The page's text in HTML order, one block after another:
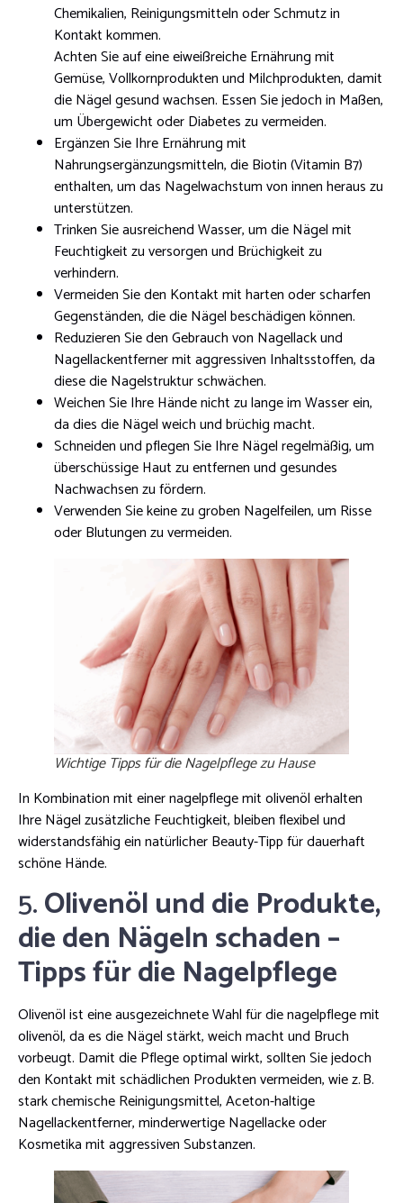
Chemikalien, Reinigungsmitteln oder Schmutz in
Kontakt kommen.
Achten Sie auf eine eiweißreiche Ernährung mit
Gemüse, Vollkornprodukten und Milchprodukten, damit
die Nägel gesund wachsen. Essen Sie jedoch in Maßen,
um Übergewicht oder Diabetes zu vermeiden.
Ergänzen Sie Ihre Ernährung mit
Nahrungsergänzungsmitteln, die Biotin (Vitamin B7)
enthalten, um das Nagelwachstum von innen heraus zu
unterstützen.
Trinken Sie ausreichend Wasser, um die Nägel mit
Feuchtigkeit zu versorgen und Brüchigkeit zu
verhindern.
Vermeiden Sie den Kontakt mit harten oder scharfen
Gegenständen, die die Nägel beschädigen können.
Reduzieren Sie den Gebrauch von Nagellack und
Nagellackentferner mit aggressiven Inhaltsstoffen, da
diese die Nagelstruktur schwächen.
Weichen Sie Ihre Hände nicht zu lange im Wasser ein,
da dies die Nägel weich und brüchig macht.
Schneiden und pflegen Sie Ihre Nägel regelmäßig, um
überschüssige Haut zu entfernen und gesundes
Nachwachsen zu fördern.
Verwenden Sie keine zu groben Nagelfeilen, um Risse
oder Blutungen zu vermeiden.
Wichtige Tipps für die Nagelpflege zu Hause
In Kombination mit einer nagelpflege mit olivenöl erhalten
Ihre Nägel zusätzliche Feuchtigkeit, bleiben flexibel und
widerstandsfähig ein natürlicher Beauty-Tipp für dauerhaft
schöne Hände.
5.Olivenöl und die Produkte,
die den Nägeln schaden –
Tipps für die Nagelpflege
Olivenöl ist eine ausgezeichnete Wahl für die nagelpflege mit
olivenöl, da es die Nägel stärkt, weich macht und Bruch
vorbeugt. Damit die Pflege optimal wirkt, sollten Sie jedoch
den Kontakt mit schädlichen Produkten vermeiden, wie z. B.
stark chemische Reinigungsmittel, Aceton-haltige
Nagellackentferner, minderwertige Nagellacke oder
Kosmetika mit aggressiven Substanzen.